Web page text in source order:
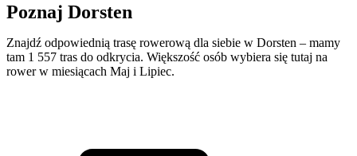
Poznaj Dorsten
Znajdź odpowiednią trasę rowerową dla siebie w Dorsten – mamy
tam 1 557 tras do odkrycia. Większość osób wybiera się tutaj na
rower w miesiącach Maj i Lipiec.